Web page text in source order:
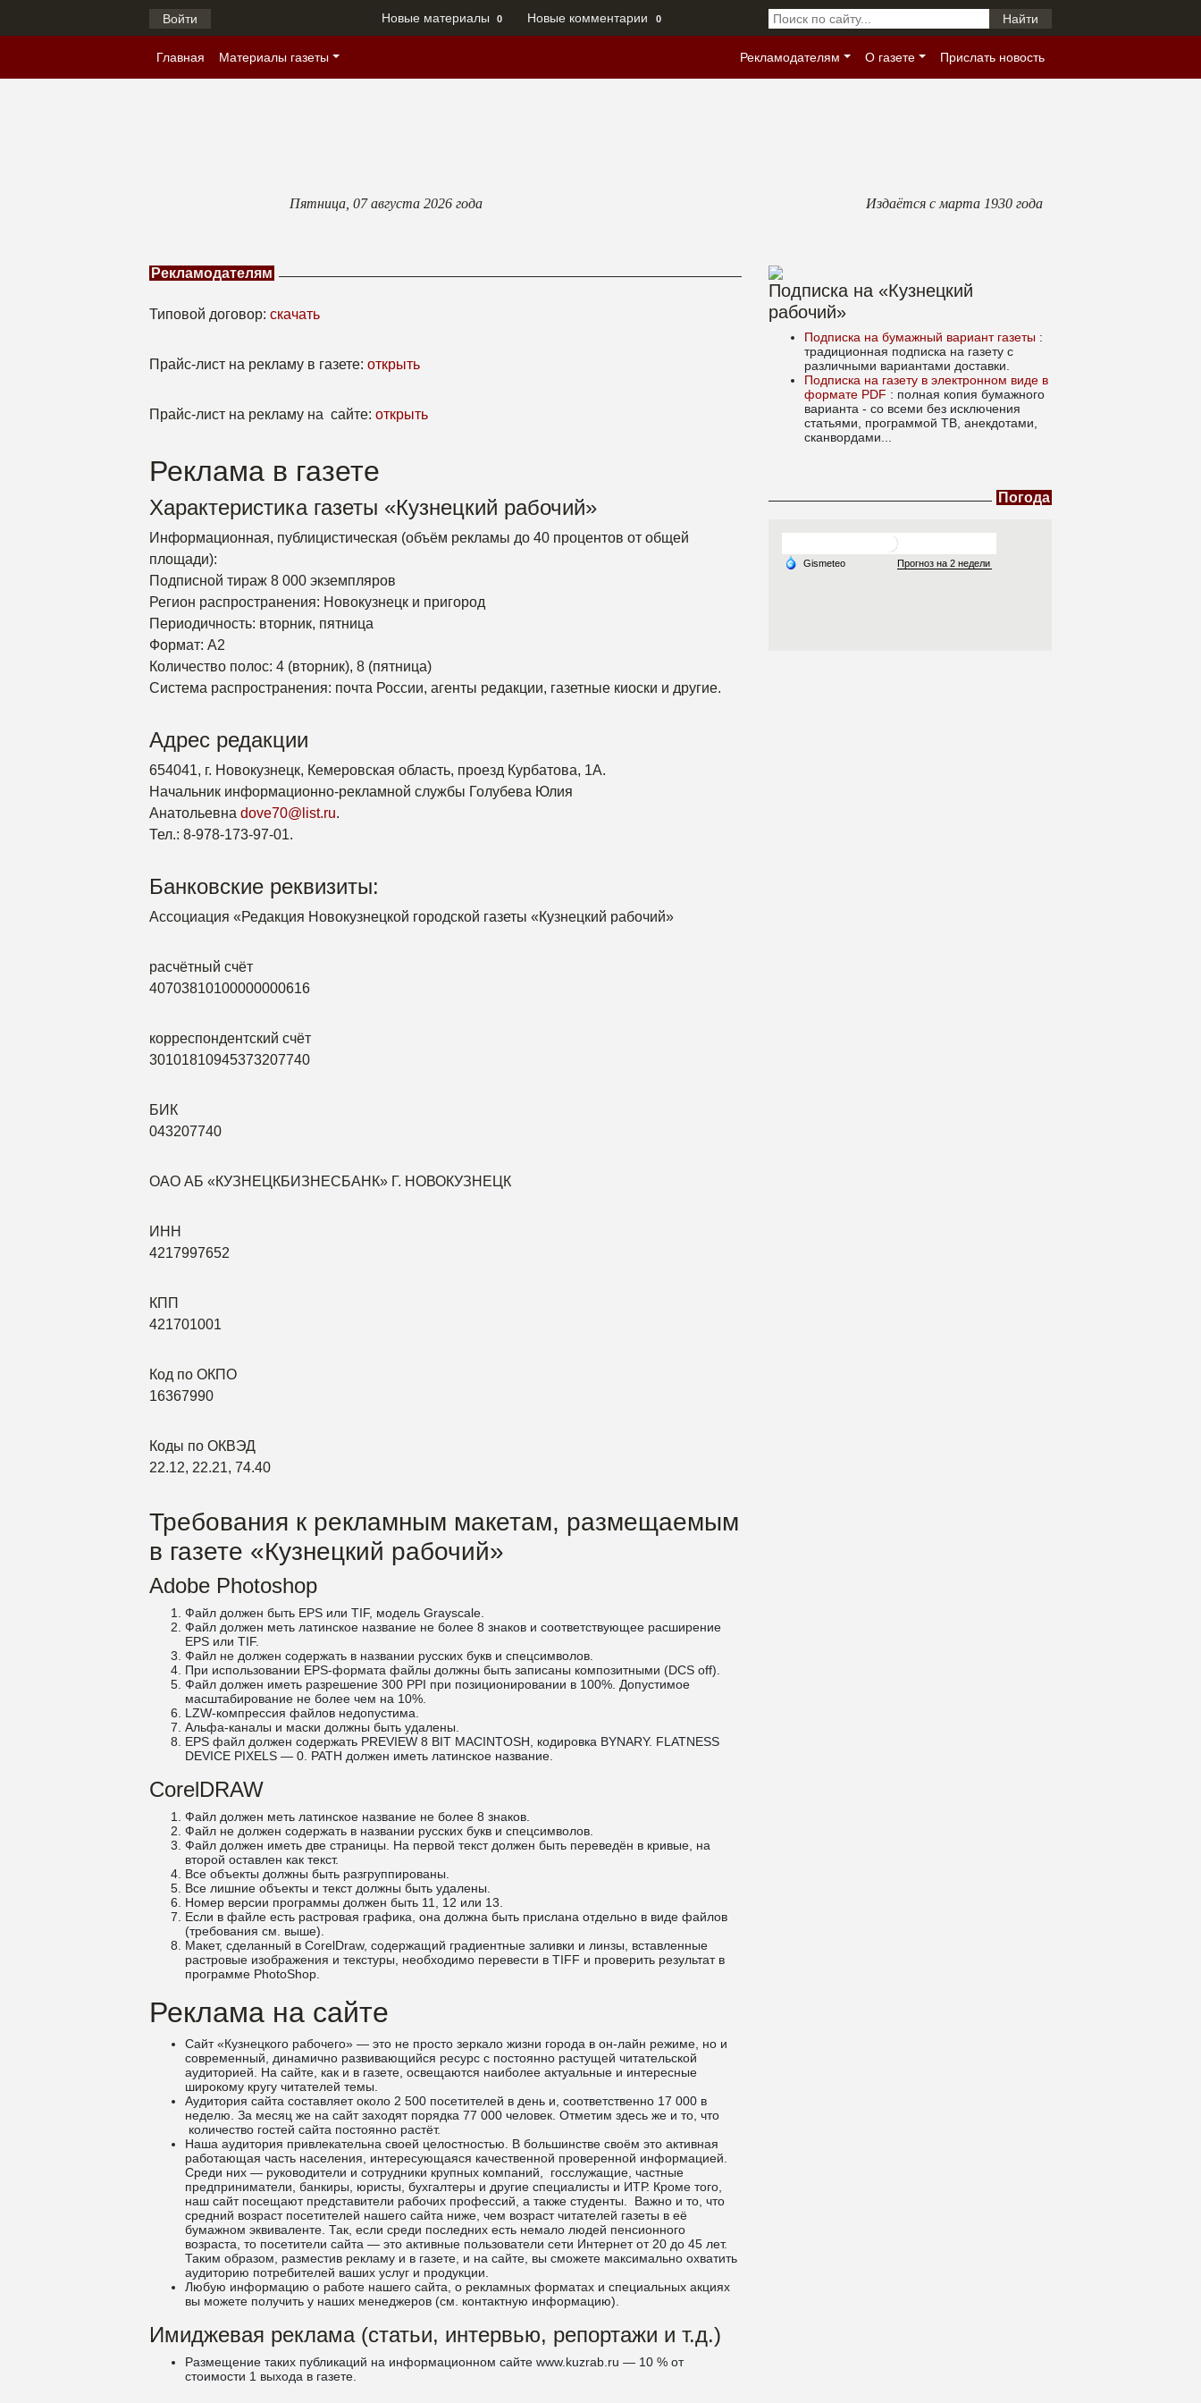
Войти Новые материалы 0 Новые комментарии 0
Главная Материалы газеты Рекламодателям О газете Прислать новость
Пятница, 07 августа 2026 года Издаётся с марта 1930 года
Рекламодателям
Типовой договор: скачать
Прайс-лист на рекламу в газете: открыть
Прайс-лист на рекламу на сайте: открыть
Реклама в газете
Характеристика газеты «Кузнецкий рабочий»
Информационная, публицистическая (объём рекламы до 40 процентов от общей
площади):
Подписной тираж 8 000 экземпляров
Регион распространения: Новокузнецк и пригород
Периодичность: вторник, пятница
Формат: А2
Количество полос: 4 (вторник), 8 (пятница)
Система распространения: почта России, агенты редакции, газетные киоски и другие.
Адрес редакции
654041, г. Новокузнецк, Кемеровская область, проезд Курбатова, 1А.
Начальник информационно-рекламной службы Голубева Юлия
Анатольевна dove70@list.ru.
Тел.: 8-978-173-97-01.
Банковские реквизиты:
Ассоциация «Редакция Новокузнецкой городской газеты «Кузнецкий рабочий»
расчётный счёт
40703810100000000616
корреспондентский счёт
30101810945373207740
БИК
043207740
ОАО АБ «КУЗНЕЦКБИЗНЕСБАНК» Г. НОВОКУЗНЕЦК
ИНН
4217997652
КПП
421701001
Код по ОКПО
16367990
Коды по ОКВЭД
22.12, 22.21, 74.40
Требования к рекламным макетам, размещаемым
в газете «Кузнецкий рабочий»
Adobe Photoshop
Файл должен быть EPS или TIF, модель Grayscale.
Файл должен меть латинское название не более 8 знаков и соответствующее расширение
EPS или TIF.
Файл не должен содержать в названии русских букв и спецсимволов.
При использовании EPS-формата файлы должны быть записаны композитными (DCS off).
Файл должен иметь разрешение 300 PPI при позиционировании в 100%. Допустимое
масштабирование не более чем на 10%.
LZW-компрессия файлов недопустима.
Альфа-каналы и маски должны быть удалены.
EPS файл должен содержать PREVIEW 8 BIT MACINTOSH, кодировка BYNARY. FLATNESS
DEVICE PIXELS — 0. PATH должен иметь латинское название.
CorelDRAW
Файл должен меть латинское название не более 8 знаков.
Файл не должен содержать в названии русских букв и спецсимволов.
Файл должен иметь две страницы. На первой текст должен быть переведён в кривые, на
второй оставлен как текст.
Все объекты должны быть разгруппированы.
Все лишние объекты и текст должны быть удалены.
Номер версии программы должен быть 11, 12 или 13.
Если в файле есть растровая графика, она должна быть прислана отдельно в виде файлов
(требования см. выше).
Макет, сделанный в CorelDraw, содержащий градиентные заливки и линзы, вставленные
растровые изображения и текстуры, необходимо перевести в TIFF и проверить результат в
программе PhotoShop.
Реклама на сайте
Сайт «Кузнецкого рабочего» — это не просто зеркало жизни города в он-лайн режиме, но и
современный, динамично развивающийся ресурс с постоянно растущей читательской
аудиторией. На сайте, как и в газете, освещаются наиболее актуальные и интересные
широкому кругу читателей темы.
Аудитория сайта составляет около 2 500 посетителей в день и, соответственно 17 000 в
неделю. За месяц же на сайт заходят порядка 77 000 человек. Отметим здесь же и то, что
количество гостей сайта постоянно растёт.
Наша аудитория привлекательна своей целостностью. В большинстве своём это активная
работающая часть населения, интересующаяся качественной проверенной информацией.
Среди них — руководители и сотрудники крупных компаний, госслужащие, частные
предприниматели, банкиры, юристы, бухгалтеры и другие специалисты и ИТР. Кроме того,
наш сайт посещают представители рабочих профессий, а также студенты. Важно и то, что
средний возраст посетителей нашего сайта ниже, чем возраст читателей газеты в её
бумажном эквиваленте. Так, если среди последних есть немало людей пенсионного
возраста, то посетители сайта — это активные пользователи сети Интернет от 20 до 45 лет.
Таким образом, разместив рекламу и в газете, и на сайте, вы сможете максимально охватить
аудиторию потребителей ваших услуг и продукции.
Любую информацию о работе нашего сайта, о рекламных форматах и специальных акциях
вы можете получить у наших менеджеров (см. контактную информацию).
Имиджевая реклама (статьи, интервью, репортажи и т.д.)
Размещение таких публикаций на информационном сайте www.kuzrab.ru — 10 % от
стоимости 1 выхода в газете.
Подписка на «Кузнецкий
рабочий»
Подписка на бумажный вариант газеты :
традиционная подписка на газету с
различными вариантами доставки.
Подписка на газету в электронном виде в
формате PDF : полная копия бумажного
варианта - со всеми без исключения
статьями, программой ТВ, анекдотами,
сканвордами...
Погода